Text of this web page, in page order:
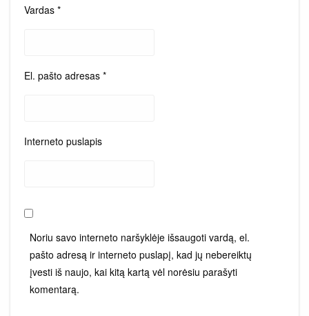
Vardas *
El. pašto adresas *
Interneto puslapis
Noriu savo interneto naršyklėje išsaugoti vardą, el.
pašto adresą ir interneto puslapį, kad jų nebereiktų
įvesti iš naujo, kai kitą kartą vėl norėsiu parašyti
komentarą.